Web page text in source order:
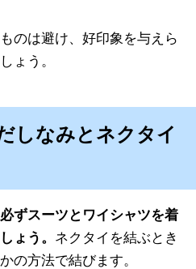
のは避け、好印象を与えら
ょう。
しなみとネクタイ
必ずスーツとワイシャツを着
ょう。 ネクタイを結ぶとき
の方法で結びます。